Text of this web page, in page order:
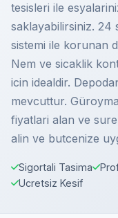
tesisleri ile
saklayabilirsiniz. 24
sistemi ile korunan
Nem ve sicaklik
icin idealdir.
mevcuttur.
fiyatlari alan ve
alin ve butcenize
Sigortali Tasima
Ucretsiz Kesif